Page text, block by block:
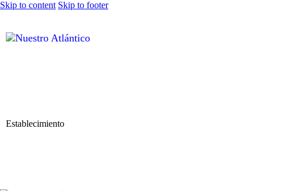
Skip to content Skip to footer
Establecimiento